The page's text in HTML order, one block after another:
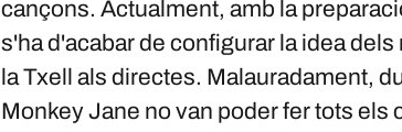
cançons. Actualment, amb la
s'ha d'acabar de configurar la idea
la Txell als directes. Malauradament,
Monkey Jane no van poder fer tots els